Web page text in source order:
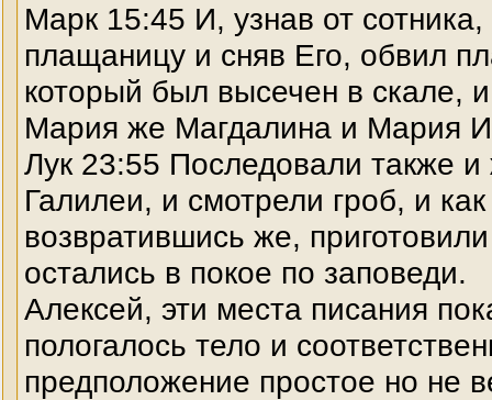
Марк 15:45 И, узнав от
плащаницу и сняв Его, обвил
который был высечен в скале,
Мария же Магдалина и Мария
Лук 23:55 Последовали также
Галилеи, и смотрели гроб, и
возвратившись же,
остались в покое по заповеди.
Алексей, эти места писания
пологалось тело и
предположение простое но не